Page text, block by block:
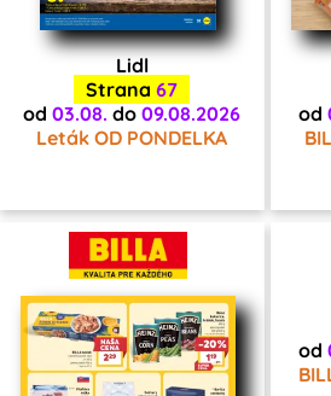
Lidl
Strana 67
od 03.08. do 09.08.2026
Leták OD PONDELKA
od
od